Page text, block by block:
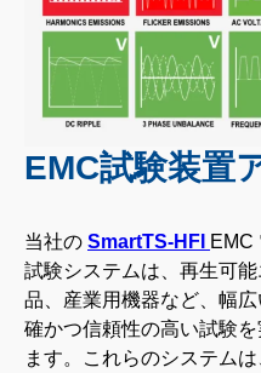
EMC試験装置
当社の SmartTS-HFI EMC
試験システムは、再生可
品、産業用機器など、幅
確かつ信頼性の高い試験
ます。これらのシステム